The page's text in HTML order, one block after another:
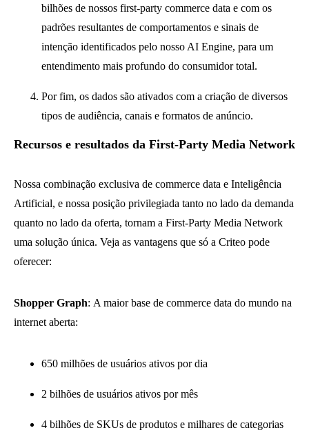
bilhões de nossos first-party commerce data e com os
padrões resultantes de comportamentos e sinais de
intenção identificados pelo nosso AI Engine, para um
entendimento mais profundo do consumidor total.
Por fim, os dados são ativados com a criação de diversos
tipos de audiência, canais e formatos de anúncio.
Recursos e resultados da First-Party Media Network
Nossa combinação exclusiva de commerce data e Inteligência
Artificial, e nossa posição privilegiada tanto no lado da demanda
quanto no lado da oferta, tornam a First-Party Media Network
uma solução única. Veja as vantagens que só a Criteo pode
oferecer:
Shopper Graph: A maior base de commerce data do mundo na
internet aberta:
650 milhões de usuários ativos por dia
2 bilhões de usuários ativos por mês
4 bilhões de SKUs de produtos e milhares de categorias